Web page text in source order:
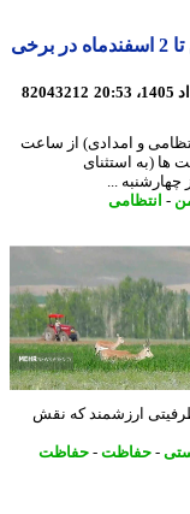
اعلام محدودیت های ترافیکی از 29 بهمن تا 2 اسفندماه در برخی
82043212
و امدادی) از ساعت
ها (به استثنای
انتظامی
ارزشمند که نقش
حفاظت-حفاظت